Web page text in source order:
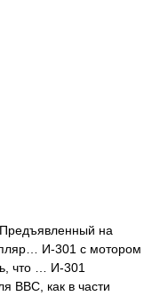
на
И-301 с мотором
что … И-301
ВВС, как в части